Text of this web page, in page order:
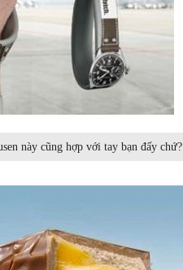
này cũng hợp với tay bạn đấy chứ?